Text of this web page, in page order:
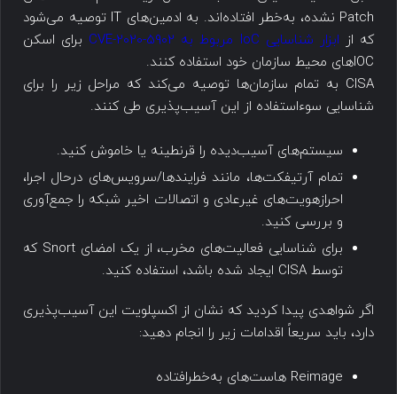
Patch نشده، به‌خطر افتاده‌اند. به ادمین‌های IT توصیه می‌شود
که از ابزار شناسایی IoC مربوط به CVE-2020-5902
برای اسکن
IOCهای محیط سازمان خود استفاده کنند.
CISA به تمام سازمان‌ها توصیه می‌کند که مراحل زیر را برای
شناسایی سوءاستفاده از این آسیب‌پذیری طی کنند.
سیستم‌های آسیب‌دیده را قرنطینه یا خاموش کنید.
تمام آرتیفکت‌ها، مانند فرایندها/سرویس‌های درحال اجرا،
احرازهویت‌های غیرعادی و اتصالات اخیر شبکه را جمع‌آوری
و بررسی کنید.
برای شناسایی فعالیت‌های مخرب، از یک امضای Snort که
توسط CISA ایجاد شده باشد، استفاده کنید.
اگر شواهدی پیدا کردید که نشان از اکسپلویت این آسیب‌پذیری
دارد، باید سریعاً اقدامات زیر را انجام دهید:
Reimage هاست‌های به‌خطرافتاده